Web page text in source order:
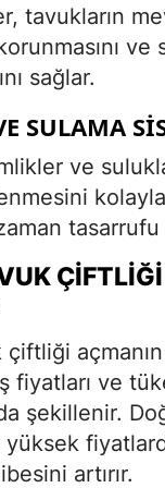
tavukların
ve
sağlar.
SULAMA
ve
tasarrufu
açmanın
fiyatları ve
şekillenir.
artırır.